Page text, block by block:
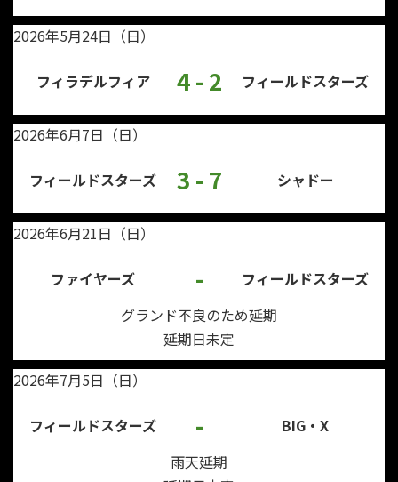
2026年5月24日（日）
フィラデルフィア 4 - 2 フィールドスターズ
2026年6月7日（日）
フィールドスターズ 3 - 7 シャドー
2026年6月21日（日）
ファイヤーズ -
フィールドスターズ
グランド不良のため延期
延期日未定
2026年7月5日（日）
フィールドスターズ -
BIG・X
雨天延期